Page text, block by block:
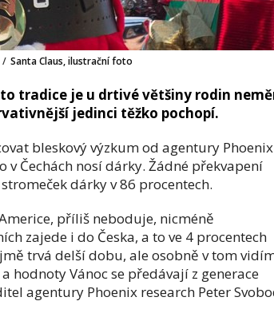
/ Santa Claus, ilustrační foto
tradice je u drtivé většiny rodin
jedinci těžko pochopí.
bleskový výzkum od agentury Phoenix
v Čechách nosí dárky. Žádné překvapení
dárky v 86 procentech.
příliš neboduje, nicméně
zajede i do Česka, a to ve 4 procentech
trvá delší dobu, ale osobně v tom
hodnoty Vánoc se předávají z generace
agentury Phoenix research Peter